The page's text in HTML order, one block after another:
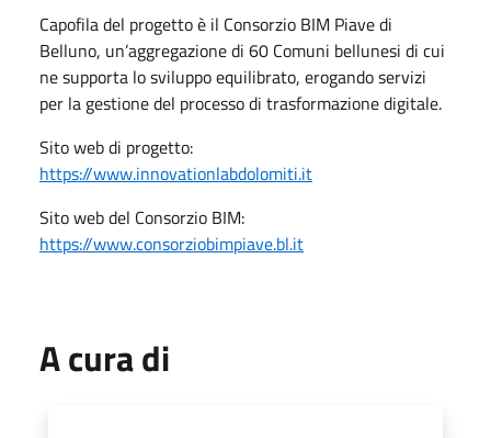
Capofila del progetto è il Consorzio BIM Piave di
Belluno, un’aggregazione di 60 Comuni bellunesi di cui
ne supporta lo sviluppo equilibrato, erogando servizi
per la gestione del processo di trasformazione digitale.
Sito web di progetto:
https://www.innovationlabdolomiti.it
Sito web del Consorzio BIM:
https://www.consorziobimpiave.bl.it
A cura di